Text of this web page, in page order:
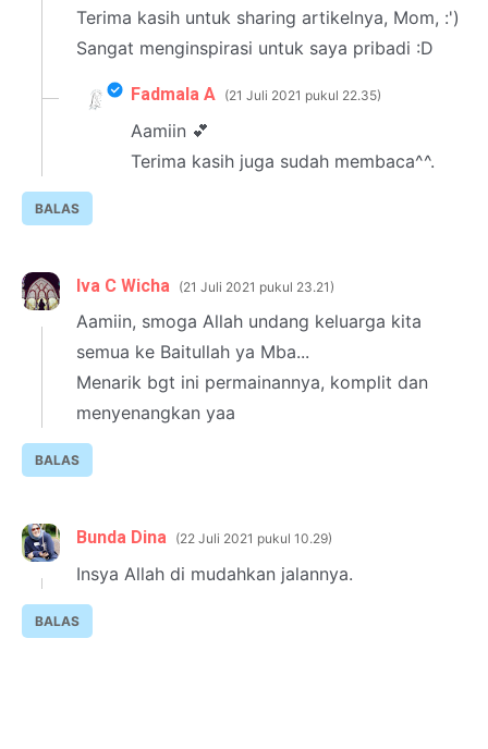
Terima kasih untuk sharing artikelnya, Mom, :')
Sangat menginspirasi untuk saya pribadi :D
BALAS
Fadmala A 21 Juli 2021 pukul 22.35
Aamiin 💕
Terima kasih juga sudah membaca^^.
Iva C Wicha 21 Juli 2021 pukul 23.21
Aamiin, smoga Allah undang keluarga kita
semua ke Baitullah ya Mba...
Menarik bgt ini permainannya, komplit dan
menyenangkan yaa
BALAS
Bunda Dina 22 Juli 2021 pukul 10.29
Insya Allah di mudahkan jalannya.
BALAS